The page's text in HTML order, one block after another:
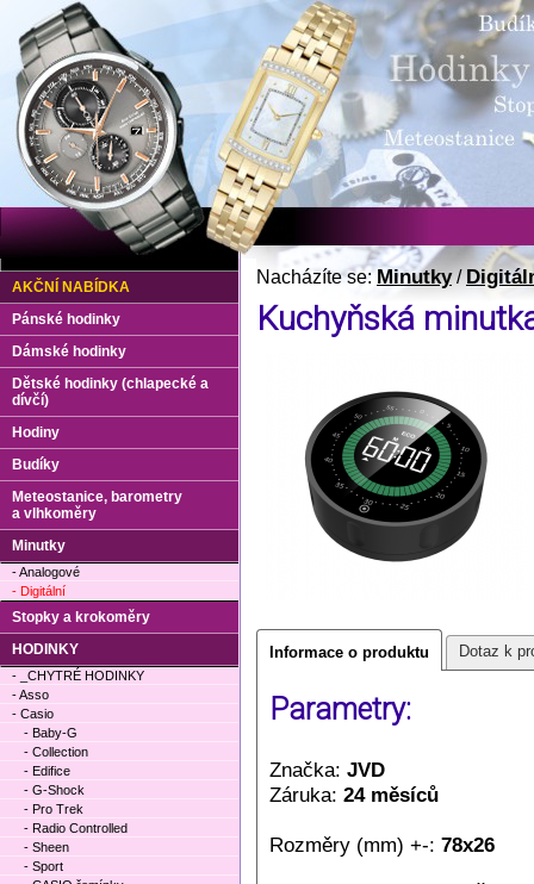
Nacházíte se:Minutky/
Kuchyňská
Informace o produktu Dotaz k
Parametry:
Značka: JVD
Záruka: 24 měsíců
Rozměry (mm) +-: 78x26
AKČNÍ NABÍDKA
Pánské hodinky
Dámské hodinky
Dětské hodinky (chlapecké a
dívčí)
Hodiny
Budíky
Meteostanice, barometry
a vlhkoměry
Minutky
- Analogové
- Digitální
Stopky a krokoměry
HODINKY
- _CHYTRÉ HODINKY
- Asso
- Casio
- Baby-G
- Collection
- Edifice
- G-Shock
- Pro Trek
- Radio Controlled
- Sheen
- Sport